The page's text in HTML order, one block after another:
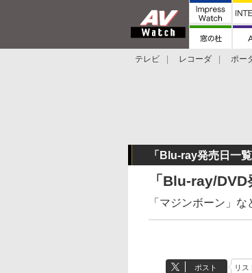
テレビ レコーダ ポー
「Blu-ray発売日一
「Blu-ray/
「マジンボーン」
ポスト リス